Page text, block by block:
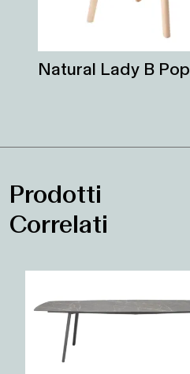
Natural Lady B Pop
Prodotti
Correlati